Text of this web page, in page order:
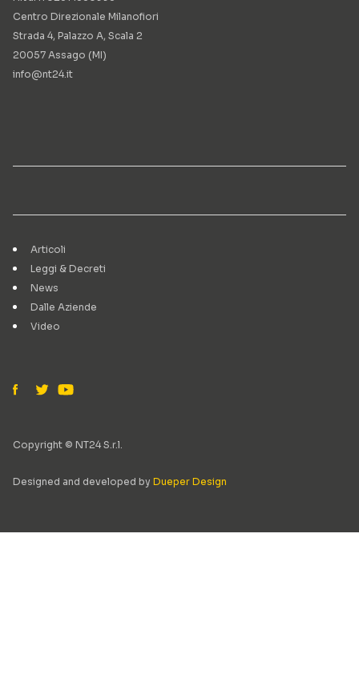
Centro Direzionale Milanofiori
Strada 4, Palazzo A, Scala 2
20057 Assago (MI)
info@nt24.it
Articoli
Leggi & Decreti
News
Dalle Aziende
Video
Copyright © NT24 S.r.l.
Designed and developed by Dueper Design